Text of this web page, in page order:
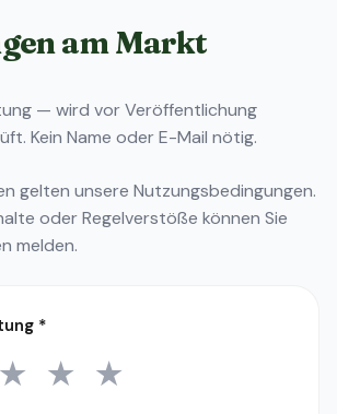
am Markt
— wird vor Veröffentlichung
Kein Name oder E-Mail nötig.
gelten unsere Nutzungsbedingungen.
oder Regelverstöße können Sie
melden.
*
3 Sterne
★ 4 Sterne
★ 5 Sterne
★